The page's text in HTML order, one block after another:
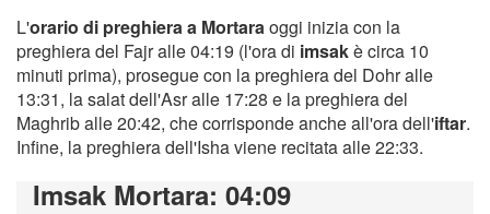
L'orario di preghiera a Mortaraoggi inizia con la
preghiera del Fajr alle 04:19 (l'ora di imsakè circa 10
minuti prima), prosegue con la preghiera del Dohr alle
13:31, la salat dell'Asr alle 17:28 e la preghiera del
Maghrib alle 20:42, che corrisponde anche all'ora dell'iftar.
Infine, la preghiera dell'Isha viene recitata alle 22:33.
Imsak Mortara: 04:09